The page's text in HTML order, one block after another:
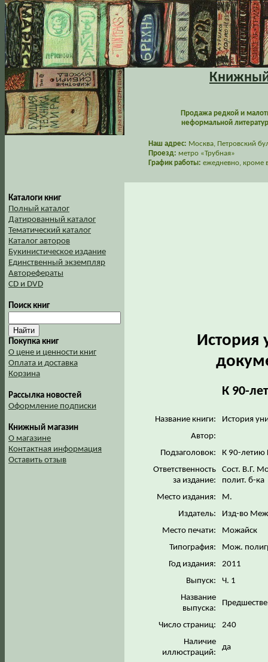
Книжный
Продажа редкой и
неформальной
Наш адрес: Москва, Петровский
Проезд: метро «Трубная»
График работы: ежедневно, кроме
Каталоги книг
Полный каталог
Датированный каталог
Тематический каталог
Каталог авторов
Букинистическое издание
Единственный экземпляр
Авторефераты
CD и DVD
Поиск книг
Покупка книг
О цене и ценности книг
Оплата и доставка
Корзина
Рассылка новостей
Оформление подписки
Книжный магазин
О магазине
Контактная информация
Оставить отзыв
История
К 90-
Название книги:
История
Автор:
Подзаголовок:
К 90-летию
Ответственность
за издание:
Сост. В.Г.
полит. б-ка
Место издания:
М.
Издатель:
Изд-во
Место печати:
Можайск
Типография:
Мож.
Год издания:
2011
Выпуск:
Ч. 1
Название
выпуска:
Число страниц:
240
Наличие
иллюстраций:
да